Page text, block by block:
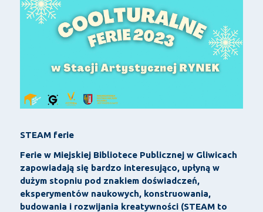
STEAM ferie
Ferie w Miejskiej Bibliotece Publicznej w Gliwicach
zapowiadają się bardzo interesująco, upłyną w
dużym stopniu pod znakiem doświadczeń,
eksperymentów naukowych, konstruowania,
budowania i rozwijania kreatywności (STEAM to